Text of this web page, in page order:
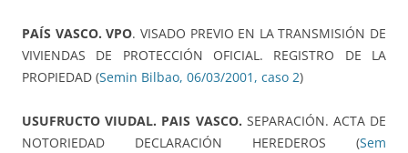
PAÍS VASCO. VPO. VISADO PREVIO EN LA TRANSMISIÓN DE
VIVIENDAS DE PROTECCIÓN OFICIAL. REGISTRO DE LA
PROPIEDAD (Semin Bilbao, 06/03/2001, caso 2)
USUFRUCTO VIUDAL. PAIS VASCO. SEPARACIÓN. ACTA DE
NOTORIEDAD DECLARACIÓN HEREDEROS (Sem